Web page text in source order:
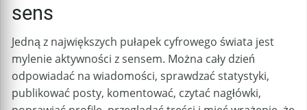
sens
Jedną z największych pułapek cyfrowego świata jest
mylenie aktywności z sensem. Można cały dzień
odpowiadać na wiadomości, sprawdzać statystyki,
publikować posty, komentować, czytać nagłówki,